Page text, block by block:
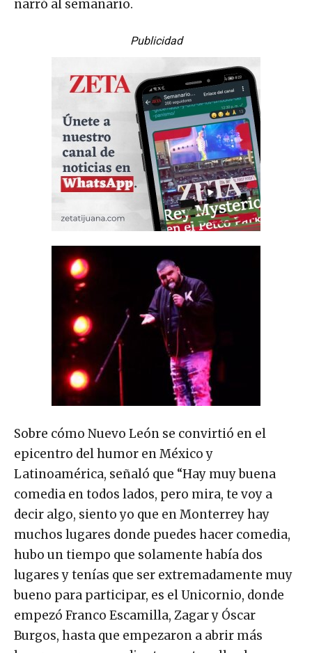
narró al semanario.
Publicidad
Sobre cómo Nuevo León se convirtió en el
epicentro del humor en México y
Latinoamérica, señaló que “Hay muy buena
comedia en todos lados, pero mira, te voy a
decir algo, siento yo que en Monterrey hay
muchos lugares donde puedes hacer comedia,
hubo un tiempo que solamente había dos
lugares y tenías que ser extremadamente muy
bueno para participar, es el Unicornio, donde
empezó Franco Escamilla, Zagar y Óscar
Burgos, hasta que empezaron a abrir más